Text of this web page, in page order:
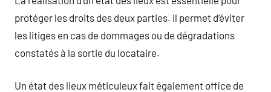
protéger les droits des deux parties. Il permet d’éviter
les litiges en cas de dommages ou de dégradations
constatés à la sortie du locataire.
Un état des lieux méticuleux fait également office de